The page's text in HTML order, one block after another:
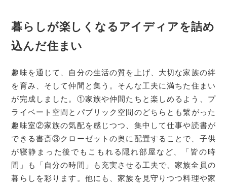
暮らしが楽しくなるアイディアを詰め
込んだ住まい
趣味を通じて、自分の生活の質を上げ、大切な家族の絆
を育み、そして仲間と集う。そんな工夫に満ちた住まい
が完成しました。①家族や仲間たちと楽しめるよう、プ
ライベート空間とパブリック空間のどちらとも繋がった
趣味室②家族の気配を感じつつ、集中して仕事や読書が
できる書斎③クローゼットの奥に配置することで、子供
が寝静まった後でもこもれる隠れ部屋など、「皆の時
間」も「自分の時間」も充実させる工夫で、家族全員の
暮らしを彩ります。他にも、家族を見守りつつ料理や家